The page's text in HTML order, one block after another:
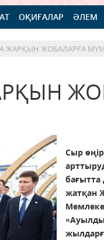
ОҚИҒАЛАР ӘЛЕМ
ЖАРҚЫН ЖОБАЛАРҒА
Сыр
жатқан